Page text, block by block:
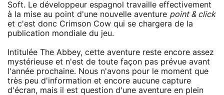
Soft. Le développeur espagnol travaille effectivement
à la mise au point d'une nouvelle aventure point & click
et c'est donc Crimson Cow qui se chargera de la
publication mondiale du jeu.
Intitulée The Abbey, cette aventure reste encore assez
mystérieuse et n'est de toute façon pas prévue avant
l'année prochaine. Nous n'avons pour le moment que
très peu d'information et encore aucune capture
d'écran, mais il est question d'une aventure en plein